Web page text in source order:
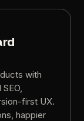
with
SEO,
first UX.
happier